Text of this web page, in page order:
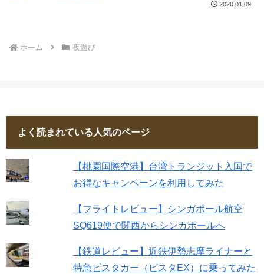
2020.01.09
ホーム 夜遊び
よく読まれている人気のページ
【桃園国際空港】台湾トランジット入国で
お得なキャンペーンを利用してみた
【フライトレビュー】シンガポール航空
SQ619便で関西からシンガポールへ
【鉄道レビュー】近鉄伊勢志摩ライナーと
特急ビスタカー（ビスタEX）に乗ってみた